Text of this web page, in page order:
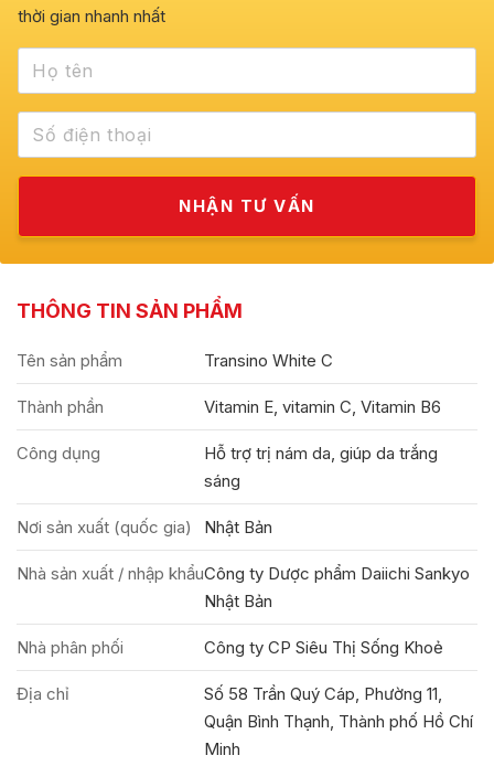
thời gian nhanh nhất
THÔNG TIN SẢN PHẨM
Tên sản phẩm Transino White C
Thành phần Vitamin E, vitamin C, Vitamin B6
Công dụng
Hỗ trợ trị nám da, giúp da trắng
sáng
Nơi sản xuất (quốc gia) Nhật Bản
Nhà sản xuất / nhập khẩuCông ty Dược phẩm Daiichi Sankyo
Nhật Bản
Nhà phân phối Công ty CP Siêu Thị Sống Khoẻ
Địa chỉ
Số 58 Trần Quý Cáp, Phường 11,
Quận Bình Thạnh, Thành phố Hồ Chí
Minh